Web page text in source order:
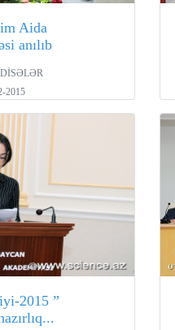
Aida
anılıb
2015
2015 ”